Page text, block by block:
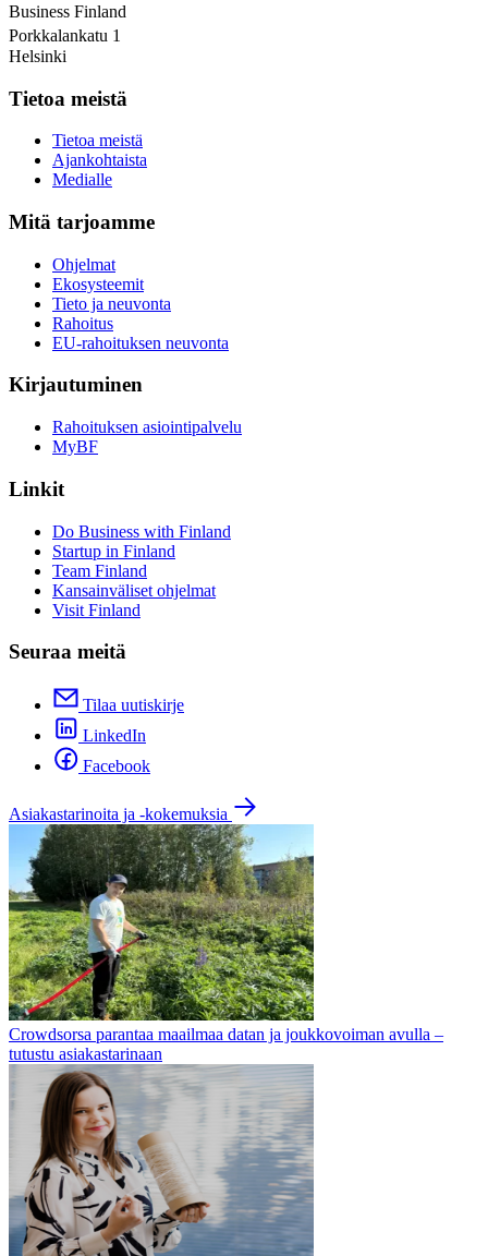
Business Finland
Porkkalankatu 1
Helsinki
Tietoa meistä
Tietoa meistä
Ajankohtaista
Medialle
Mitä tarjoamme
Ohjelmat
Ekosysteemit
Tieto ja neuvonta
Rahoitus
EU-rahoituksen neuvonta
Kirjautuminen
Rahoituksen asiointipalvelu
MyBF
Linkit
Do Business with Finland
Startup in Finland
Team Finland
Kansainväliset ohjelmat
Visit Finland
Seuraa meitä
Tilaa uutiskirje
LinkedIn
Facebook
Asiakastarinoita ja -kokemuksia
Crowdsorsa parantaa maailmaa datan ja joukkovoiman avulla –
tutustu asiakastarinaan